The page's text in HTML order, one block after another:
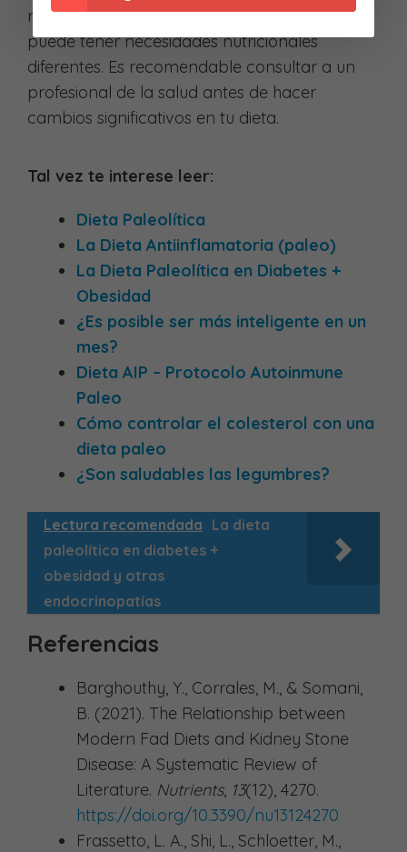
recomendaciones generales y cada persona
puede tener necesidades nutricionales
diferentes. Es recomendable consultar a un
profesional de la salud antes de hacer
cambios significativos en tu dieta.
Tal vez te interese leer:
Dieta Paleolítica
La Dieta Antiinflamatoria (paleo)
La Dieta Paleolítica en Diabetes +
Obesidad
¿Es posible ser más inteligente en un
mes?
Dieta AIP – Protocolo Autoinmune
Paleo
Cómo controlar el colesterol con una
dieta paleo
¿Son saludables las legumbres?
Lectura recomendada La dieta
paleolítica en diabetes +
obesidad y otras
endocrinopatías
Referencias
Barghouthy, Y., Corrales, M., & Somani,
B. (2021). The Relationship between
Modern Fad Diets and Kidney Stone
Disease: A Systematic Review of
Literature. Nutrients, 13(12), 4270.
https://doi.org/10.3390/nu13124270
Frassetto, L. A., Shi, L., Schloetter, M.,